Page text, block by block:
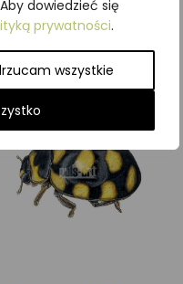
dowiedzieć się
prywatności.
wszystkie